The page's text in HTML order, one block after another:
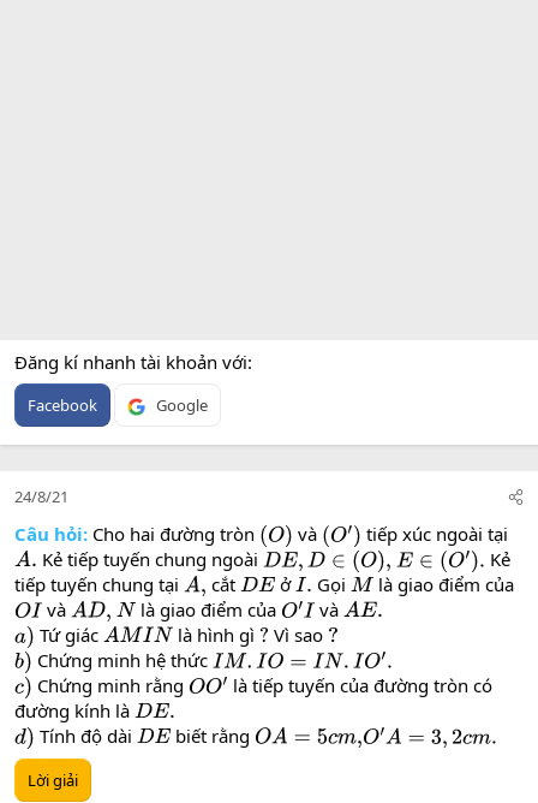
Đăng kí nhanh tài khoản với
Facebook Google
24/8/21
Câu hỏi: Cho hai đường tròn (O) và (O′) tiếp xúc ngoài tại
A. Kẻ tiếp tuyến chung ngoài DE,D ∈(O) E∈(O′).
Kẻ
tiếp tuyến chung tại A, cắt DE ởI. Gọi M là giao điểm của
OI vàAD, N là giao điểm của O′I vàAE.
a) Tứ giác AMIN là hình gì ? Vì sao ?
b) Chứng minh hệ thức IM.IO=IN .IO′.
c) Chứng minh rằng OO′ là tiếp tuyến của đường tròn có
đường kính là DE.
d) Tính độ dài DE biết rằng OA= 5c m, O′A= 3,2 cm.
Lời giải